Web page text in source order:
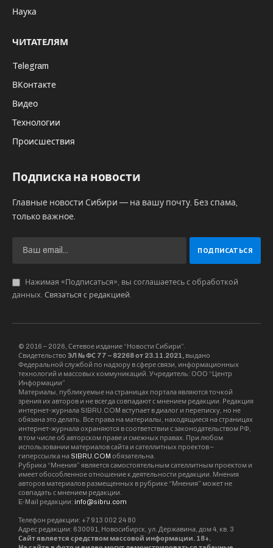
Наука
ЧИТАТЕЛЯМ
Telegram
ВКонтакте
Видео
Технологии
Происшествия
Подписка на новости
Главные новости Сибири — на вашу почту. Без спама,
только важное.
Нажимая «Подписаться», вы соглашаетесь с обработкой
данных. Связаться с редакцией
© 2016 – 2026, Сетевое издание “Новости Сибири”.
Свидетельство ЭЛ № ФС 77 – 82268 от 23.11.2021, выдано
Федеральной службой по надзору в сфере связи, информационных
технологий и массовых коммуникаций. Учредитель: ООО “Центр
Информации”
Материалы, публикуемые на страницах портала являются точкой
зрения их авторов и не всегда совпадают с мнением редакции. Редакция
интернет-журнала SIBRU.COM вступает в диалог и переписку, но не
обязана это делать. Все права на материалы, находящиеся на страницах
интернет-журнала охраняются в соответствии с законодательством РФ,
в том числе об авторском праве и смежных правах. При любом
использовании материалов сайта и сателлитных проектов –
гиперссылка на SIBRU.COM обязательна.
Рубрика “Мнения” является самостоятельным сателлитным проектом и
имеет обособленное отношение к деятельности редакции. Мнения
авторов материалов размещенных в рубрике “Мнения” может не
совпадать с мнением редакции.
E-Mail редакции: info@sibru.com
Телефон редакции: +7 913 002 24 80
Адрес редакции: 630091, Новосибирск, ул. Державина, дом 4, кв. 3
Сайт является средством массовой информации. 18+.